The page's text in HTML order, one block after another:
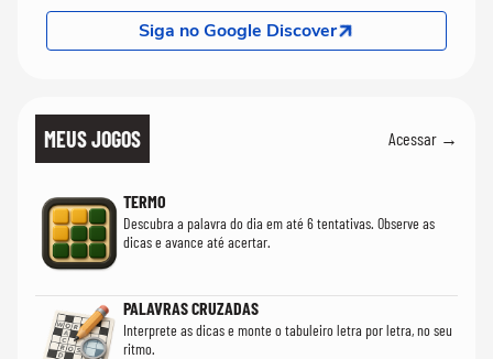
Siga no Google Discover
MEUS JOGOS Acessar →
TERMO
Descubra a palavra do dia em até 6 tentativas. Observe as
dicas e avance até acertar.
PALAVRAS CRUZADAS
Interprete as dicas e monte o tabuleiro letra por letra, no seu
ritmo.